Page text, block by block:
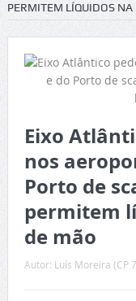
PERMITEM LÍQUIDOS
Eixo
nos
Porto de
permitem
de mão
Autor: Luís Moreira (CP